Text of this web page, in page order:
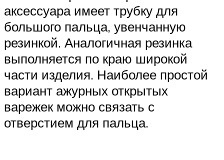
аксессуара имеет трубку для
большого пальца, увенчанную
резинкой. Аналогичная резинка
выполняется по краю широкой
части изделия. Наиболее простой
вариант ажурных открытых
варежек можно связать с
отверстием для пальца.